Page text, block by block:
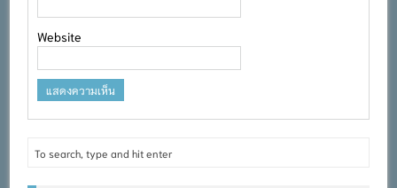
Website